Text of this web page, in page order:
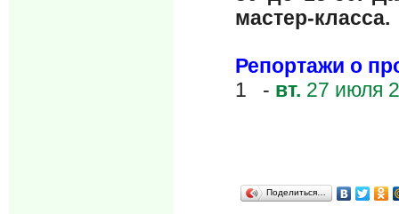
мастер-класса.
Репортажи о
1 - вт. 27 июля
Поделиться…